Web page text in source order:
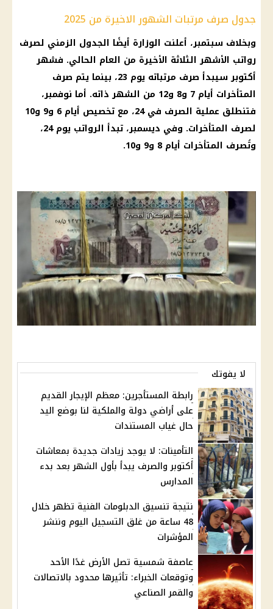
جدول صرف مرتبات الشهور الاخيرة من 2025
وبخلاف سبتمبر، أعلنت الوزارة أيضًا الجدول الزمني لصرف
رواتب الأشهر الثلاثة الأخيرة من العام الحالي. فشهر
أكتوبر سيبدأ صرف مرتباته يوم 23، بينما يتم صرف
المتأخرات أيام 7 و8 و12 من الشهر ذاته. أما نوفمبر،
فتنطلق عملية الصرف في 24، مع تخصيص أيام 6 و9 و10
لصرف المتأخرات. وفي ديسمبر، تبدأ الرواتب يوم 24،
وتُصرف المتأخرات أيام 8 و9 و10.
لا يفوتك
رابطة المستأجرين: معظم الإيجار القديم
على أراضي دولة والملكية لنا بوضع اليد
حال غياب المستندات
التأمينات: لا يوجد زيادات جديدة بمعاشات
أكتوبر والصرف يبدأ بأول الشهر بعد بدء
المدارس
نتيجة تنسيق الدبلومات الفنية تظهر خلال
48 ساعة من غلق التسجيل اليوم وننشر
المؤشرات
عاصفة شمسية تصل الأرض غدًا الأحد
وتوقعات الخبراء: تأثيرها محدود بالاتصالات
والقمر الصناعي